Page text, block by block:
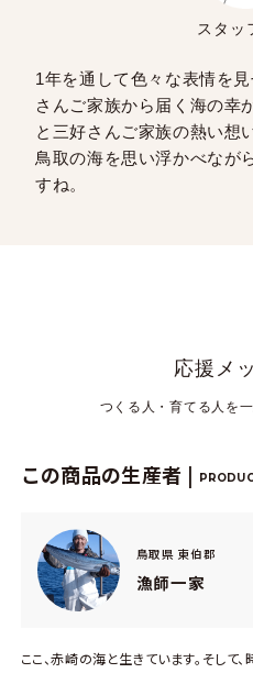
スタッ
1年を通して色々な表情を
さんご家族から届く海の幸
と三好さんご家族の熱い想
鳥取の海を思い浮かべなが
すね。
応援メ
つくる人・育てる人を
この商品の生産者 |
鳥取県 東伯郡
漁師一家
ここ、赤崎の海と生きています。そして